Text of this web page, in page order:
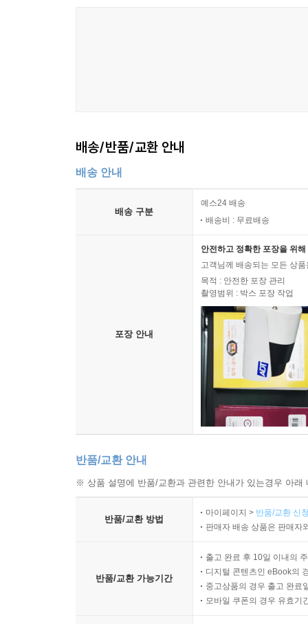
배송/반품/교환 안내
배송 안내
배송 구분
예스24 배송
배송비 : 무료배송
포장 안내
안전하고 정확한 포장을 위
고객님께 배송되는 모든 상
목적 : 안전한 포장 관리
촬영범위 : 박스 포장 작업
반품/교환 안내
※ 상품 설명에 반품/교환과 관련한 안내가 있는경우 아
반품/교환 방법
마이페이지 > 반품/교환 신
판매자 배송 상품은 판매자
반품/교환 가능기간
출고 완료 후 10일 이내의
디지털 콘텐츠인 eBook의
중고상품의 경우 출고 완료
모바일 쿠폰의 경우 유효기